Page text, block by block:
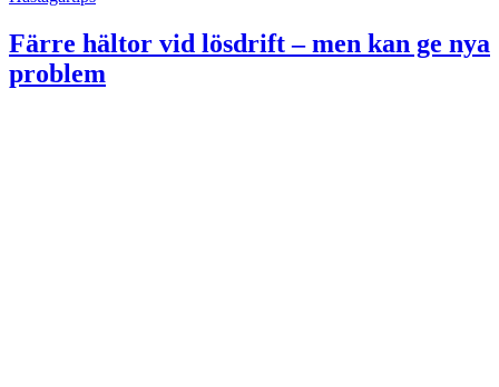
Färre hältor vid lösdrift – men kan ge nya
problem